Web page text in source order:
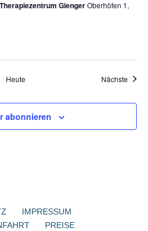
GiengerOberhöfen 1,
Heute Nächste
abonnieren
IMPRESSUM
PREISE